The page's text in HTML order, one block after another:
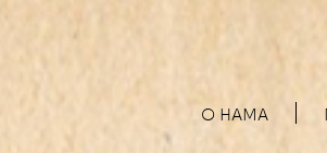
О НАМА